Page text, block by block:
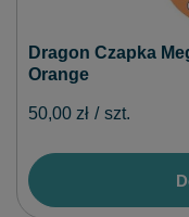
Dragon Czapka
Orange
50,00 zł / szt.